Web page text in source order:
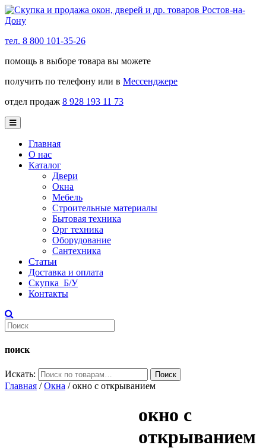
тел. 8 800 101-35-26
помощь в выборе товара вы можете
получить по телефону или в Мессенджере
отдел продаж 8 928 193 11 73
Главная
О нас
Каталог
Двери
Окна
Мебель
Строительные материалы
Бытовая техника
Орг техника
Оборудование
Сантехника
Статьи
Доставка и оплата
Скупка Б/У
Контакты
поиск
Искать: Поиск
Главная /Окна / окно с открыванием
окно с
открыванием